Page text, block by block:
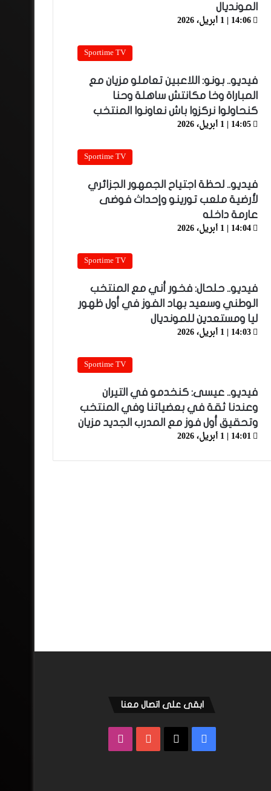
المونديال
14:06 | 1 أبريل، 2026
Sportime TV
فيديو.. بونو: اللاعبين تعاملو مزيان مع
المباراة وخا مكانتش ساهلة وحنا
كنحاولوا نركزوا باش نعاونوا المنتخب
14:05 | 1 أبريل، 2026
Sportime TV
فيديو.. لحظة اجتياح الجمهور الجزائري
لأرضية ملعب تورينو وإحداث فوضى
عارمة داخله
14:04 | 1 أبريل، 2026
Sportime TV
فيديو.. حلحال: فخور أني مع المنتخب
الوطني وسعيد بهاد الفوز في أول ظهور
ليا ومستعدين للمونديال
14:03 | 1 أبريل، 2026
Sportime TV
فيديو.. عيسى: كنخدمو في التيران
وعندنا ثقة في بعضياتنا وفي المنتخب
وتحقيق أول فوز مع المدرب الجديد مزيان
14:01 | 1 أبريل، 2026
ابقى على اتصال معنا
فيسبوك ‫YouTube